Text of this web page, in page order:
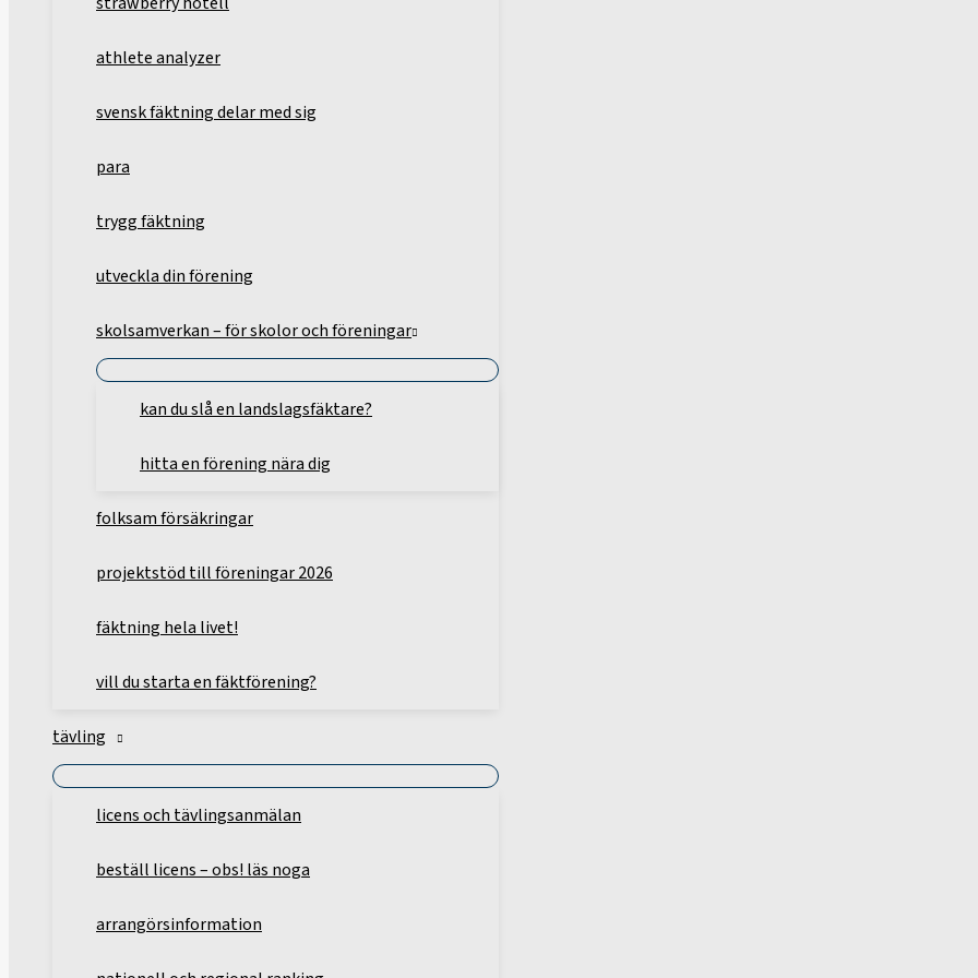
athlete analyzer
svensk fäktning delar med sig
para
trygg fäktning
utveckla din förening
skolsamverkan – för skolor och föreningar
kan du slå en landslagsfäktare?
hitta en förening nära dig
folksam försäkringar
projektstöd till föreningar 2026
fäktning hela livet!
vill du starta en fäktförening?
tävling
licens och tävlingsanmälan
beställ licens – obs! läs noga
arrangörsinformation